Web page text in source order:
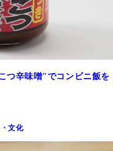
つ辛味噌"でコンビニ飯を
文化